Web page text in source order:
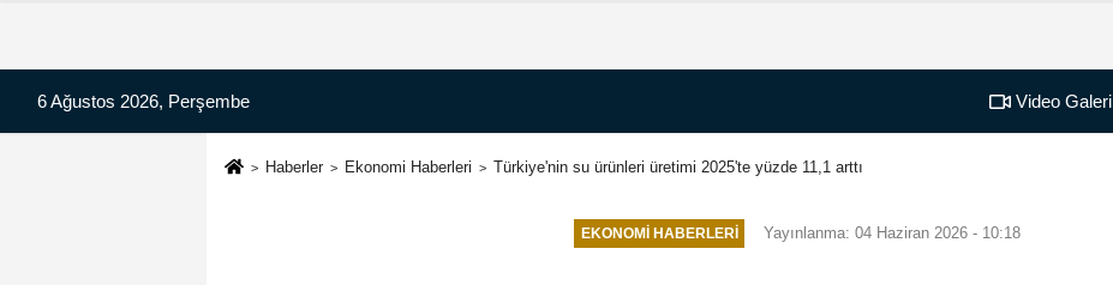
6 Ağustos 2026, Perşembe Video Galeri
Haberler Ekonomi Haberleri Türkiye'nin su ürünleri üretimi 2025'te yüzde 11,1 arttı
EKONOMI HABERLERI Yayınlanma: 04 Haziran 2026 - 10:18